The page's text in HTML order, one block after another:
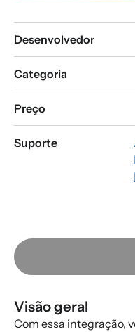
Desenvolvedor
Categoria
Preço
Suporte
Visão geral
Com essa integração,